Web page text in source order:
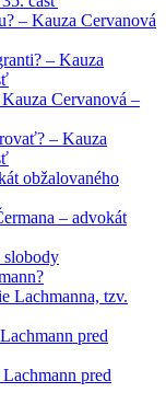
– Kauza Cervanová
– Kauza
Cervanová –
– Kauza
obžalovaného
– advokát
slobody
Lachmanna, tzv.
pred
pred